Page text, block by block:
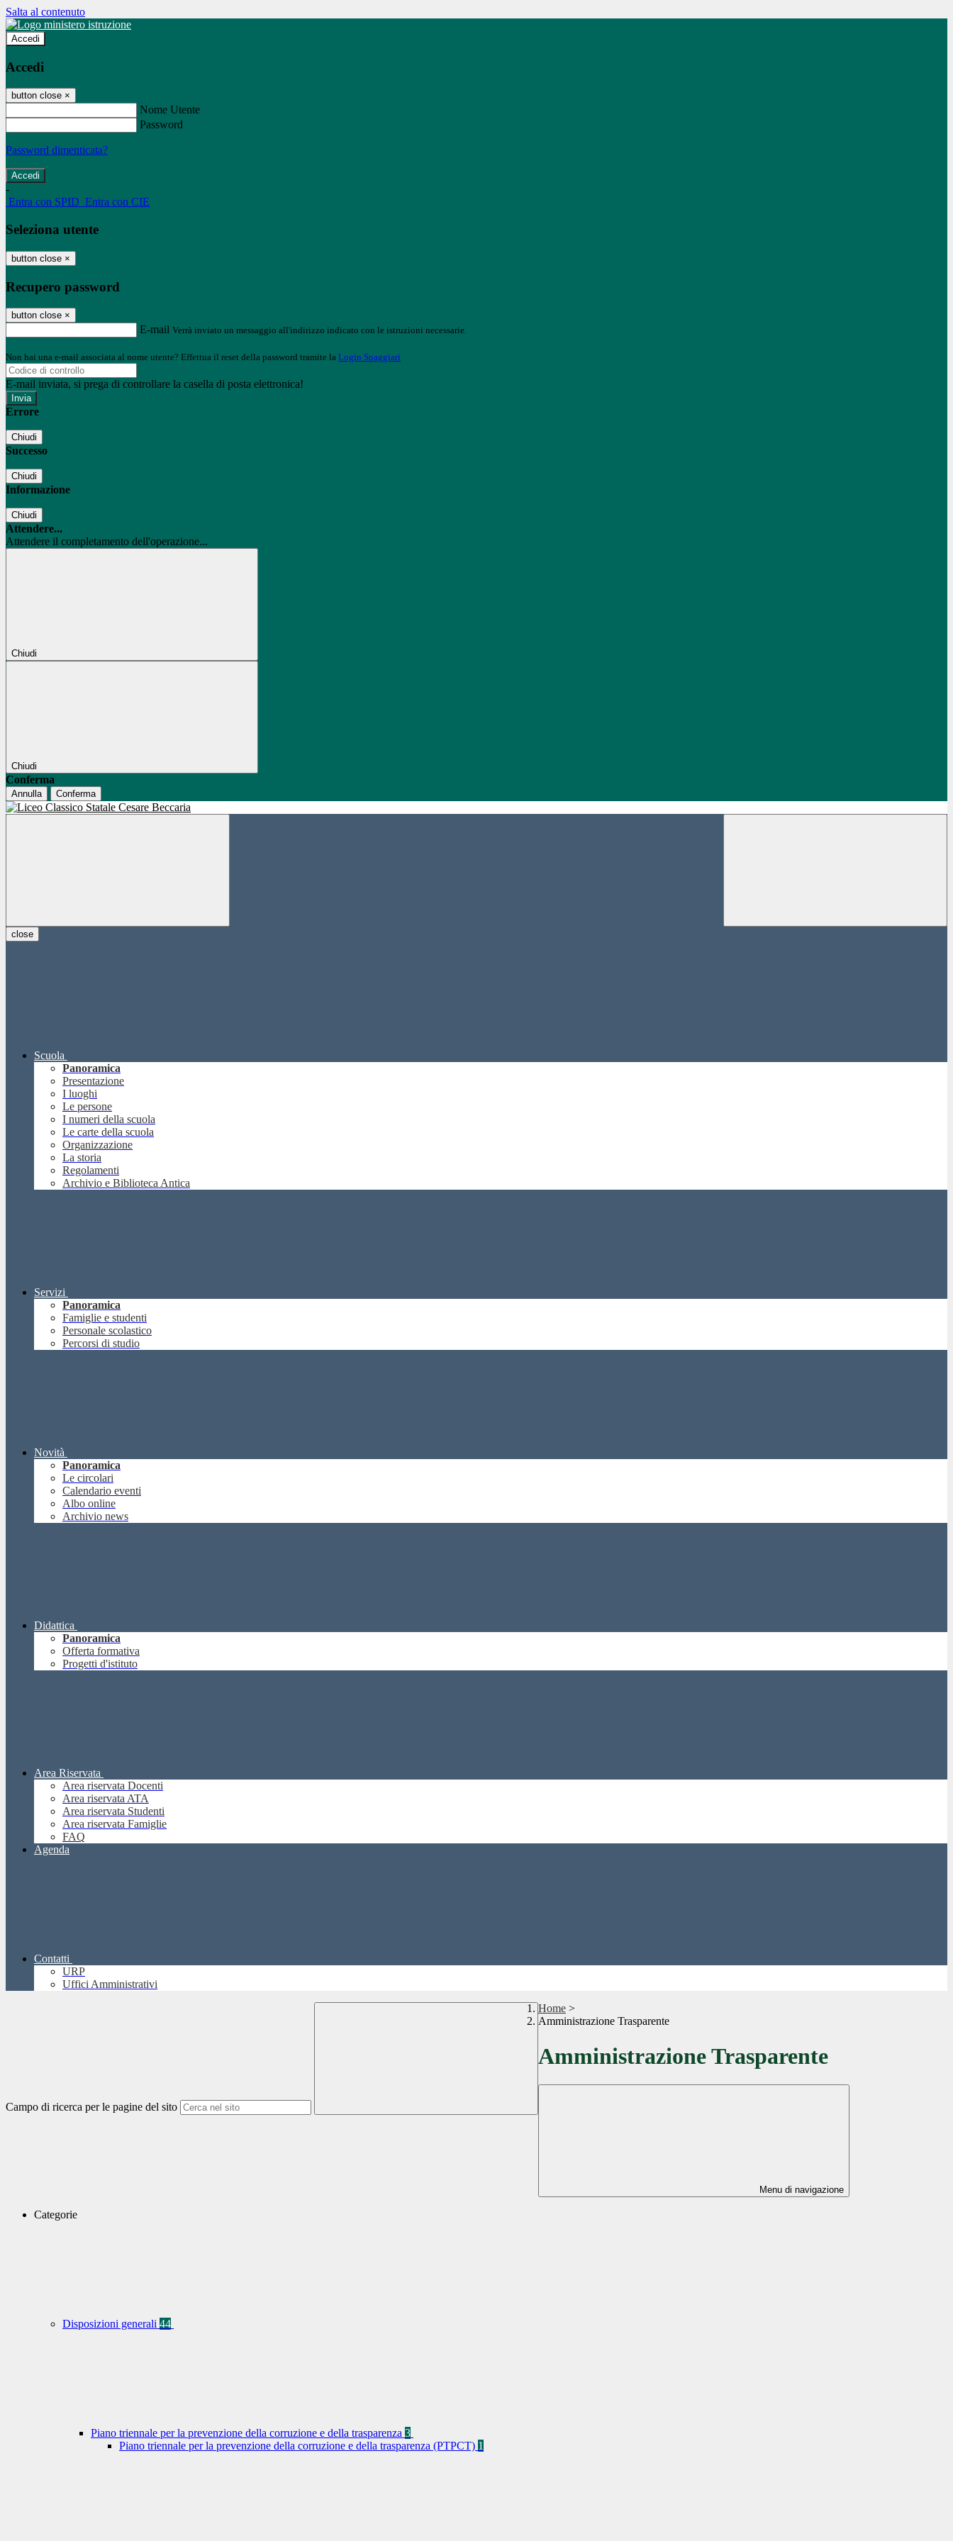
Salta al contenuto
Accedi
Accedi
button close ×
Nome Utente
Password
Password dimenticata?
-
Entra con SPID Entra con CIE
Seleziona utente
button close ×
Recupero password
button close ×
E-mail Verrà inviato un messaggio all'indirizzo indicato con le istruzioni necessarie.
Non hai una e-mail associata al nome utente? Effettua il reset della password tramite la Login Spaggiari
E-mail inviata, si prega di controllare la casella di posta elettronica!
Errore
Chiudi
Successo
Chiudi
Informazione
Chiudi
Attendere...
Attendere il completamento dell'operazione...
Chiudi
Chiudi
Conferma
Annulla Conferma
close
Scuola
Panoramica
Presentazione
I luoghi
Le persone
I numeri della scuola
Le carte della scuola
Organizzazione
La storia
Regolamenti
Archivio e Biblioteca Antica
Servizi
Panoramica
Famiglie e studenti
Personale scolastico
Percorsi di studio
Novità
Panoramica
Le circolari
Calendario eventi
Albo online
Archivio news
Didattica
Panoramica
Offerta formativa
Progetti d'istituto
Area Riservata
Area riservata Docenti
Area riservata ATA
Area riservata Studenti
Area riservata Famiglie
FAQ
Agenda
Contatti
URP
Uffici Amministrativi
Campo di ricerca per le pagine del sito
Home >
Amministrazione Trasparente
Amministrazione Trasparente
Menu di navigazione
Categorie
Disposizioni generali 44
Piano triennale per la prevenzione della corruzione e della trasparenza 3
Piano triennale per la prevenzione della corruzione e della trasparenza (PTPCT) 1